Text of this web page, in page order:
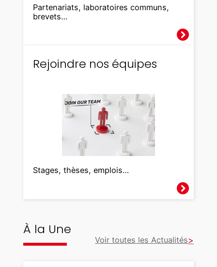
Partenariats, laboratoires communs,
brevets…
Rejoindre nos équipes
Stages, thèses, emplois…
À la Une
Voir toutes les Actualités